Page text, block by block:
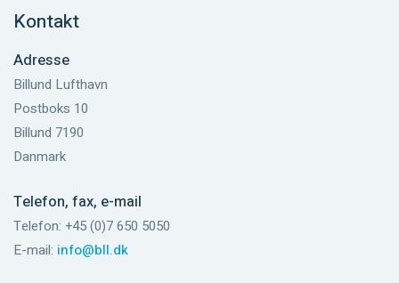
Kontakt
Adresse
Billund Lufthavn
Postboks 10
Billund 7190
Danmark
Telefon, fax, e-mail
Telefon: +45 (0)7 650 5050
E-mail: info@bll.dk